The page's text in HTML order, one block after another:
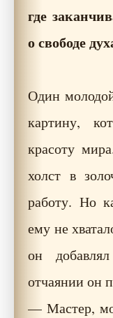
где
о свободе
Один
картину,
красоту
холст в
работу. Но
ему не
он
отчаянии он
— Мастер,